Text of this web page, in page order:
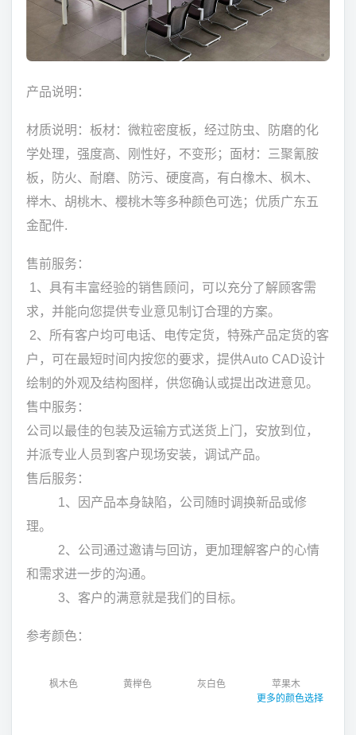
产品说明：
材质说明：板材：微粒密度板，经过防虫、防磨的化
学处理，强度高、刚性好，不变形；面材：三聚氰胺
板，防火、耐磨、防污、硬度高，有白橡木、枫木、
榉木、胡桃木、樱桃木等多种颜色可选；优质广东五
金配件.
售前服务：
1、具有丰富经验的销售顾问，可以充分了解顾客需
求，并能向您提供专业意见制订合理的方案。
2、所有客户均可电话、电传定货，特殊产品定货的客
户，可在最短时间内按您的要求，提供Auto CAD设计
绘制的外观及结构图样，供您确认或提出改进意见。
售中服务：
公司以最佳的包装及运输方式送货上门，安放到位，
并派专业人员到客户现场安装，调试产品。
售后服务：
1、因产品本身缺陷，公司随时调换新品或修
理。
2、公司通过邀请与回访，更加理解客户的心情
和需求进一步的沟通。
3、客户的满意就是我们的目标。
参考颜色：
枫木色 黄榉色 灰白色
苹果木
更多的颜色选择